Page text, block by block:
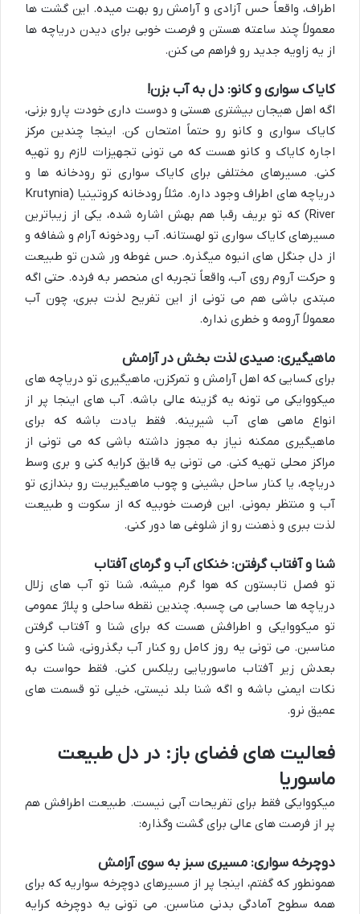
اطراف، واقعاً حس آزادی و آرامش رو بهت میده. این گشت ها
معمولاً چند ساعته هستن و فرصت خوبی برای دیدن دریاچه ها
از یه زاویه جدید رو فراهم می کنن.
کایاک سواری و کانو: دل به آب بزن!
اگه اهل هیجان بیشتری هستی و دوست داری خودت پارو بزنی،
کایاک سواری و کانو رو حتماً امتحان کن. اینجا چندین مرکز
اجاره کایاک و کانو هست که می تونی تجهیزات لازم رو تهیه
کنی. مسیرهای مختلفی برای کایاک سواری تو رودخانه ها و
دریاچه های اطراف وجود داره. مثلاً رودخانه کروتینیا (Krutynia
River) که تو بریف رقبا هم بهش اشاره شده، یکی از زیباترین
مسیرهای کایاک سواری تو لهستانه. آب رودخونه آرام و شفافه و
از دل جنگل های انبوه میگذره. حس غوطه ور شدن تو طبیعت
و حرکت آروم روی آب، واقعاً تجربه ای منحصر به فرده. حتی اگه
مبتدی باشی هم می تونی از این تفریح لذت ببری، چون آب
معمولاً آرومه و خطری نداره.
ماهیگیری: صیدی لذت بخش در آرامش
برای کسایی که اهل آرامش و تمرکزن، ماهیگیری تو دریاچه های
میکووایکی می تونه یه گزینه عالی باشه. آب های اینجا پر از
انواع ماهی های آب شیرینه. فقط یادت باشه که برای
ماهیگیری ممکنه نیاز به مجوز داشته باشی که می تونی از
مراکز محلی تهیه کنی. می تونی یه قایق کرایه کنی و بری وسط
دریاچه، یا کنار ساحل بشینی و چوب ماهیگیریت رو بندازی تو
آب و منتظر بمونی. این فرصت خوبیه که از سکوت و طبیعت
لذت ببری و ذهنت رو از شلوغی ها دور کنی.
شنا و آفتاب گرفتن: خنکای آب و گرمای آفتاب
تو فصل تابستون که هوا گرم میشه، شنا تو آب های زلال
دریاچه ها حسابی می چسبه. چندین نقطه ساحلی و پلاژ عمومی
تو میکووایکی و اطرافش هست که برای شنا و آفتاب گرفتن
مناسبن. می تونی یه روز کامل رو کنار آب بگذرونی، شنا کنی و
بعدش زیر آفتاب ماسوریایی ریلکس کنی. فقط حواست به
نکات ایمنی باشه و اگه شنا بلد نیستی، خیلی تو قسمت های
عمیق نرو.
فعالیت های فضای باز: در دل طبیعت
ماسوریا
میکووایکی فقط برای تفریحات آبی نیست. طبیعت اطرافش هم
پر از فرصت های عالی برای گشت وگذاره:
دوچرخه سواری: مسیری سبز به سوی آرامش
همونطور که گفتم، اینجا پر از مسیرهای دوچرخه سواریه که برای
همه سطوح آمادگی بدنی مناسبن. می تونی یه دوچرخه کرایه